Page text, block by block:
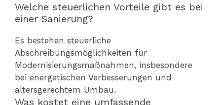
Welche steuerlichen Vorteile gibt es bei
einer Sanierung?
Es bestehen steuerliche
Abschreibungsmöglichkeiten für
Modernisierungsmaßnahmen, insbesondere
bei energetischen Verbesserungen und
altersgerechtem Umbau.
Was kostet eine umfassende